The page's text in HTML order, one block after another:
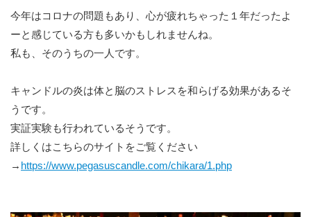
今年はコロナの問題もあり、心が疲れちゃった１年だったよ
ーと感じている方も多いかもしれませんね。
私も、そのうちの一人です。
キャンドルの炎は体と脳のストレスを和らげる効果があるそ
うです。
実証実験も行われているそうです。
詳しくはこちらのサイトをご覧ください
→ https://www.pegasuscandle.com/chikara/1.php